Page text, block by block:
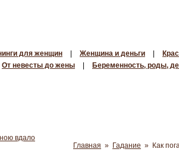
для женщин Женщина и деньги
От невесты до жены Беременность, роды,
Главная » Гадание » Как
вдало